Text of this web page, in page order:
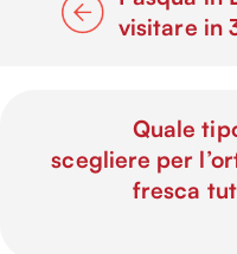
visitare in
Quale
scegliere per
fresca